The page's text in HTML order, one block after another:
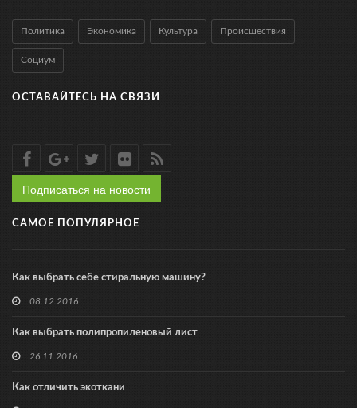
Политика Экономика Культура Происшествия
Социум
ОСТАВАЙТЕСЬ НА СВЯЗИ
Подписаться на новости
САМОЕ ПОПУЛЯРНОЕ
Как выбрать себе стиральную машину?
08.12.2016
Как выбрать полипропиленовый лист
26.11.2016
Как отличить экоткани